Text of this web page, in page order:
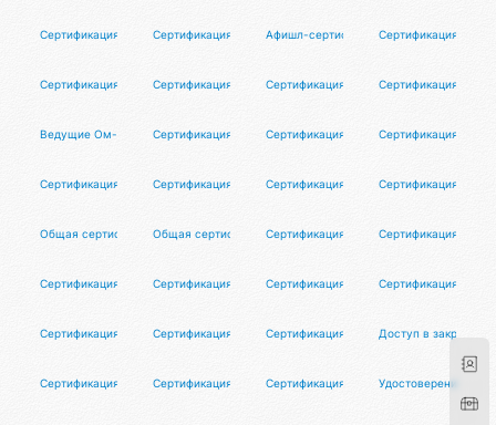
Сертификация ЦифроберовСертификация волонтёровАфишл-сертификацияСертификация
Сертификация Сертификация организаторовСертификация организаторов
Сертификация
Ведущие Ом-чантингаСертификация участников #LMBFСертификация клуба перемирия
Сертификация
Сертификация тестировщиков Псионы
Сертификация ведущихСертификация кадровиковСертификация
Общая сертификация репетиторовОбщая сертификация коучейСертификация дизайнеровСертификация
Сертификация маркетологовСертификация моделейСертификация фотографовСертификация
Сертификация риэлторовСертификация организаторов туровСертификация экскурсоводовДоступ в закрытый
Сертификация художниковСертификация партнёров ЭлитарисСертификация партнёров Макунга
Удостоверение